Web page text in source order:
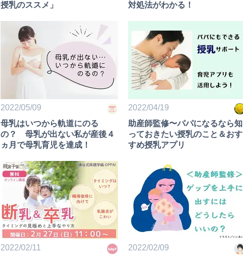
授乳のススメ」
対処法がわかる！
2022/05/09
母乳はいつから軌道にのる
の？ 母乳が出ない私が産後４
ヵ月で母乳育児を達成！
2022/04/19
助産師監修〜パパになるなら知
っておきたい授乳のこと＆おす
すめ授乳アプリ
2022/02/11
2022/02/09